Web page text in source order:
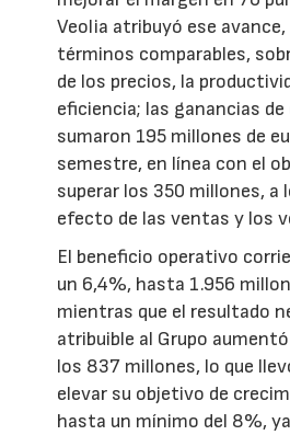
Veolia atribuyó ese
términos comparables,
de los precios, la
eficiencia; las ganancias
sumaron 195 millones de
semestre, en línea con el
superar los 350 millones, a
efecto de las ventas y los
El beneficio operativo
un 6,4%, hasta 1.956
mientras que el resultado
atribuible al Grupo
los 837 millones, lo que
elevar su objetivo de
hasta un mínimo del 8%,